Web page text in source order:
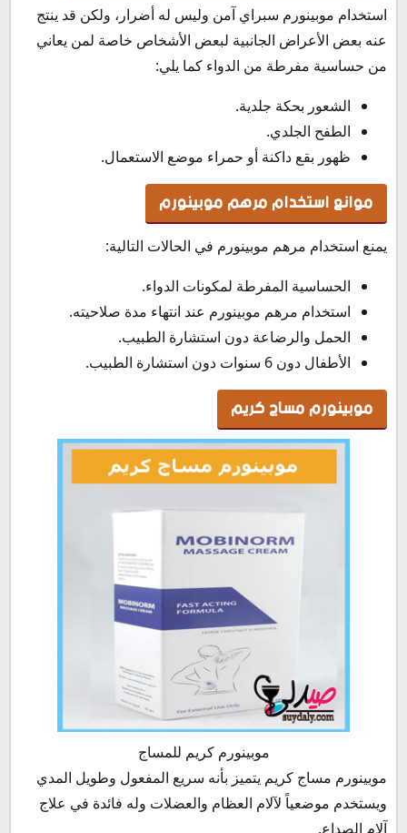
استخدام موبينورم سبراي آمن وليس له أضرار، ولكن قد ينتج
عنه بعض الأعراض الجانبية لبعض الأشخاص خاصة لمن يعاني
من حساسية مفرطة من الدواء كما يلي:
الشعور بحكة جلدية.
الطفح الجلدي.
ظهور بقع داكنة أو حمراء موضع الاستعمال.
موانع استخدام مرهم موبينورم
يمنع استخدام مرهم موبينورم في الحالات التالية:
الحساسية المفرطة لمكونات الدواء.
استخدام مرهم موبينورم عند انتهاء مدة صلاحيته.
الحمل والرضاعة دون استشارة الطبيب.
الأطفال دون 6 سنوات دون استشارة الطبيب.
موبينورم مساج كريم
موبينورم كريم للمساج
موبينورم مساج كريم يتميز بأنه سريع المفعول وطويل المدي
ويستخدم موضعياً لآلام العظام والعضلات وله فائدة في علاج
آلام الصداع.